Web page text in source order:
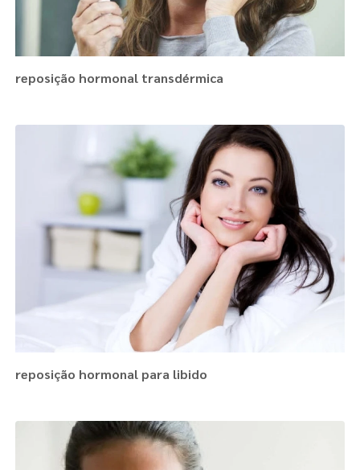
reposição hormonal transdérmica
reposição hormonal para libido